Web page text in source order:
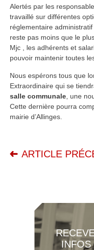
Alertés par les
travaillé sur différentes
réglementaire
reste pas moins que le
Mjc , les adhérents et
pouvoir maintenir toutes
Nous espérons tous que
Extraordinaire qui se
salle communale , une
Cette dernière pourra
mairie d’Allinges.
ARTICLE
INFOS